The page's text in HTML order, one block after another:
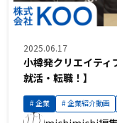
2025.06.17
小樽発クリエイティ
就活・転職！】
企業 企業紹介動画